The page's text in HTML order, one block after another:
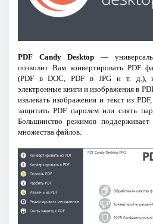
PDF Candy Desktop —
позволит Вам конвертировать PDF
(PDF в DOC, PDF в JPG и т. д.),
электронные книги и изображения в
извлекать изображения и текст из
защитить PDF паролем или снять
Большинство режимов
множества файлов.